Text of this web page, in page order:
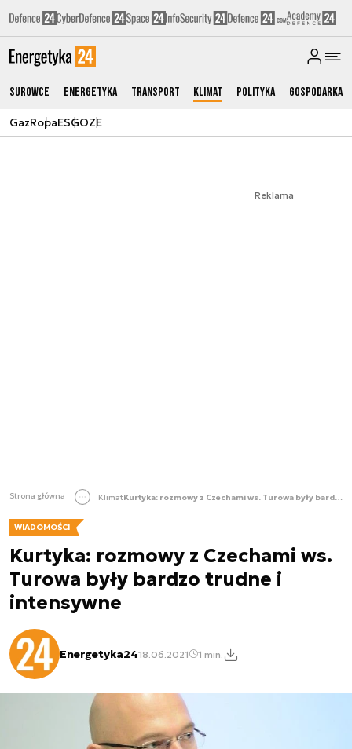
Surowce Energetyka Transport Klimat Polityka Gospodarka
GazRopaESGOZE
Reklama
Strona główna Klimat Kurtyka: rozmowy z Czechami ws. Turowa były bardzo trudne i intensywne
WIADOMOŚCI
Kurtyka: rozmowy z Czechami ws.
Turowa były bardzo trudne i
intensywne
Energetyka2418.06.2021 1 min.